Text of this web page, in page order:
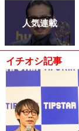
人気連載
イチオシ記事